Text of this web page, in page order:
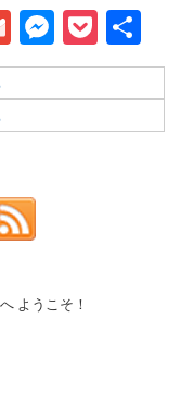
Gmail
有
ようこそ！